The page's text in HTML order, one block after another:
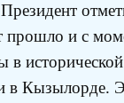
и с
в
в Кызылорде.